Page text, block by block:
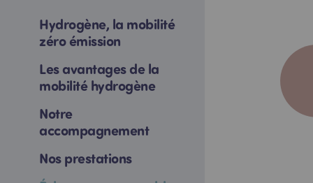
Zéro émission à
2
Hydrogène, la mobilité
zéro émission
Les avantages de la
mobilité hydrogène
Notre
accompagnement
Nos prestations